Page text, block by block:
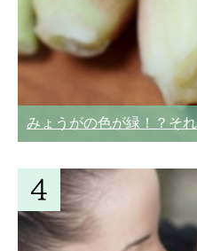
みょうがの色が緑！？そ